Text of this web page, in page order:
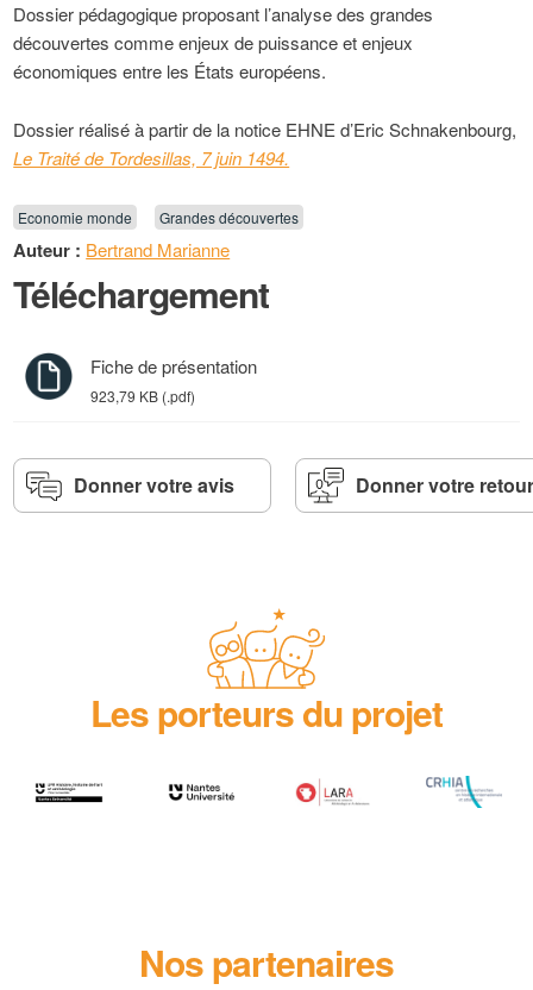
Dossier pédagogique proposant l’analyse des grandes
découvertes comme enjeux de puissance et enjeux
économiques entre les États européens.
Dossier réalisé à partir de la notice EHNE d’Eric Schnakenbourg,
Le Traité de Tordesillas, 7 juin 1494.
Economie monde Grandes découvertes
Auteur : Bertrand Marianne
Téléchargement
Fiche de présentation
923,79 KB (.pdf)
Donner votre avis Donner votre
Les porteurs du projet
Nos partenaires